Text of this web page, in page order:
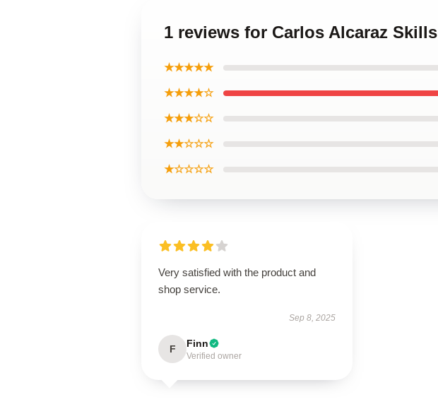
1 reviews for Carlos Alcaraz Skills
★★★★★
★★★★☆
★★★☆☆
★★☆☆☆
★☆☆☆☆
Very satisfied with the product and
shop service.
Sep 8, 2025
F Finn
Verified owner